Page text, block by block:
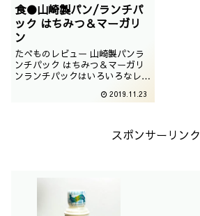
食●山崎製パン/ランチパ
ック はちみつ＆マーガリ
ン
たべものレビュー 山崎製パンラ
ンチパック はちみつ＆マーガリ
ンランチパックはいろいろなレパ
つ、見慣れない味わいでございま
2019.11.23
スポンサーリンク